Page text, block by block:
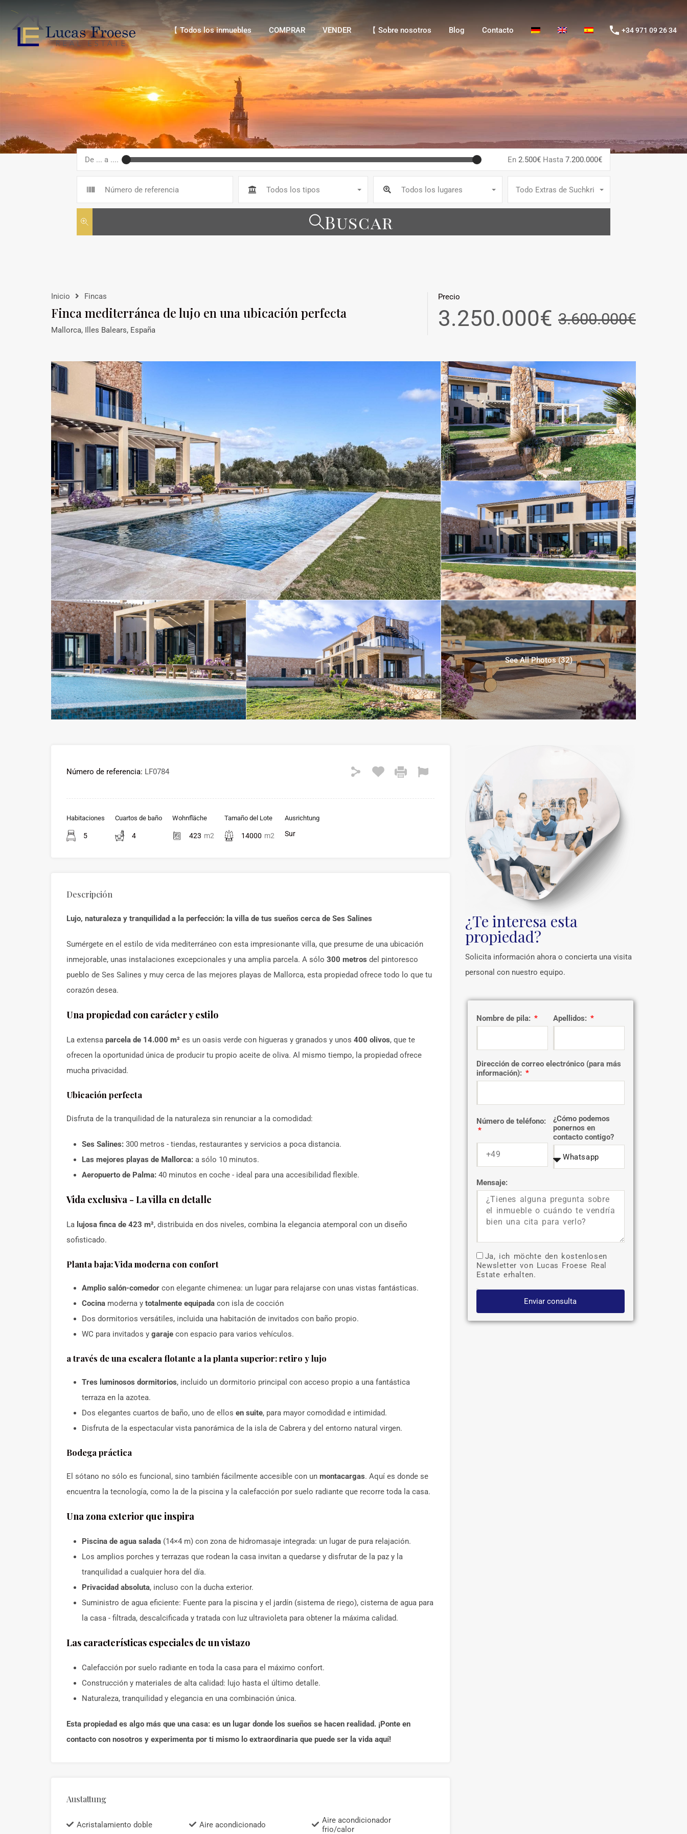
【 Todos los inmuebles VENDER
【 Todos los inmuebles
COMPRAR VENDER 【 Sobre nosotros Blog Contacto +34 971 09 26 34
De ... a .... En 2.500€ Hasta 7.200.000€
Todos los tipos Todos los lugares Todo Extras de Suchkriterien
Buscar
Inicio Fincas
Finca mediterránea de lujo en una ubicación perfecta
Mallorca, Illes Balears, España
Precio
3.250.000€ 3.600.000€
See All Photos (32)
Número de referencia: LF0784
Habitaciones
5
Cuartos de baño
4
Wohnfläche
423 m2
Tamaño del Lote
14000 m2
Ausrichtung
Sur
Descripción
Lujo, naturaleza y tranquilidad a la perfección: la villa de tus sueños cerca de Ses Salines
Sumérgete en el estilo de vida mediterráneo con esta impresionante villa, que presume de una ubicación
inmejorable, unas instalaciones excepcionales y una amplia parcela. A sólo 300 metros del pintoresco
pueblo de Ses Salines y muy cerca de las mejores playas de Mallorca, esta propiedad ofrece todo lo que tu
corazón desea.
Una propiedad con carácter y estilo
La extensa parcela de 14.000 m² es un oasis verde con higueras y granados y unos 400 olivos, que te
ofrecen la oportunidad única de producir tu propio aceite de oliva. Al mismo tiempo, la propiedad ofrece
mucha privacidad.
Ubicación perfecta
Disfruta de la tranquilidad de la naturaleza sin renunciar a la comodidad:
Ses Salines: 300 metros - tiendas, restaurantes y servicios a poca distancia.
Las mejores playas de Mallorca: a sólo 10 minutos.
Aeropuerto de Palma: 40 minutos en coche - ideal para una accesibilidad flexible.
Vida exclusiva - La villa en detalle
La lujosa finca de 423 m², distribuida en dos niveles, combina la elegancia atemporal con un diseño
sofisticado.
Planta baja: Vida moderna con confort
Amplio salón-comedor con elegante chimenea: un lugar para relajarse con unas vistas fantásticas.
Cocina moderna y totalmente equipada con isla de cocción
Dos dormitorios versátiles, incluida una habitación de invitados con baño propio.
WC para invitados y garaje con espacio para varios vehículos.
a través de una escalera flotante a la planta superior: retiro y lujo
Tres luminosos dormitorios, incluido un dormitorio principal con acceso propio a una fantástica
terraza en la azotea.
Dos elegantes cuartos de baño, uno de ellos en suite, para mayor comodidad e intimidad.
Disfruta de la espectacular vista panorámica de la isla de Cabrera y del entorno natural virgen.
Bodega práctica
El sótano no sólo es funcional, sino también fácilmente accesible con un montacargas. Aquí es donde se
encuentra la tecnología, como la de la piscina y la calefacción por suelo radiante que recorre toda la casa.
Una zona exterior que inspira
Piscina de agua salada (14×4 m) con zona de hidromasaje integrada: un lugar de pura relajación.
Los amplios porches y terrazas que rodean la casa invitan a quedarse y disfrutar de la paz y la
tranquilidad a cualquier hora del día.
Privacidad absoluta, incluso con la ducha exterior.
Suministro de agua eficiente: Fuente para la piscina y el jardín (sistema de riego), cisterna de agua para
la casa - filtrada, descalcificada y tratada con luz ultravioleta para obtener la máxima calidad.
Las características especiales de un vistazo
Calefacción por suelo radiante en toda la casa para el máximo confort.
Construcción y materiales de alta calidad: lujo hasta el último detalle.
Naturaleza, tranquilidad y elegancia en una combinación única.
Esta propiedad es algo más que una casa: es un lugar donde los sueños se hacen realidad. ¡Ponte en
contacto con nosotros y experimenta por ti mismo lo extraordinaria que puede ser la vida aquí!
Austattung
Acristalamiento doble Aire acondicionado
Aire acondicionador
frio/calor
¿Te interesa esta
propiedad?
Solicita información ahora o concierta una visita
personal con nuestro equipo.
Nombre de pila: Apellidos:
Dirección de correo electrónico (para más
información):
Número de teléfono:
¿Cómo podemos
ponernos en
contacto contigo?
Mensaje:
Ja, ich möchte den kostenlosen
Newsletter von Lucas Froese Real
Estate erhalten.
Enviar consulta